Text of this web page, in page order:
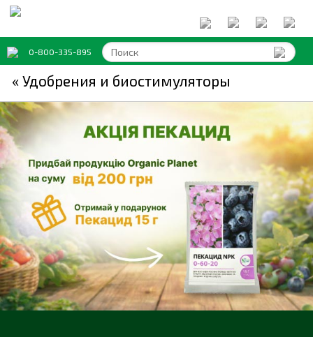
0-800-335-895
« Удобрения и биостимуляторы